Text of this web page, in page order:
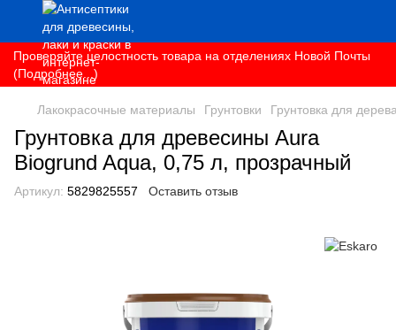
Проверяйте целостность товара на отделениях Новой Почты
(Подробнее...)
Лакокрасочные материалы Грунтовки Грунтовка для
Грунтовка для древесины Aura
Biogrund Aqua, 0,75 л, прозрачный
Артикул: 5829825557 Оставить отзыв